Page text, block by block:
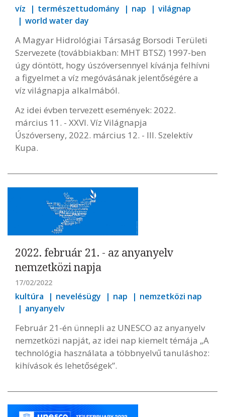
víz természettudomány nap
világnap
world water day
A Magyar Hidrológiai Társaság Borsodi Területi
Szervezete (továbbiakban: MHT BTSZ) 1997-ben
úgy döntött, hogy úszóversennyel kívánja felhívni
a figyelmet a víz megóvásának jelentőségére a
víz világnapja alkalmából.
Az idei évben tervezett események: 2022.
március 11. - XXVI. Víz Világnapja
Úszóverseny, 2022. március 12. - III. Szelektív
Kupa.
2022. február 21. - az anyanyelv
nemzetközi napja
17/02/2022
kultúra nevelésügy nap
nemzetközi nap
anyanyelv
Február 21-én ünnepli az UNESCO az anyanyelv
nemzetközi napját, az idei nap kiemelt témája „A
technológia használata a többnyelvű tanuláshoz:
kihívások és lehetőségek”.